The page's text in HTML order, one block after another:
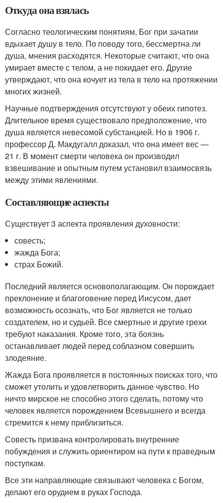
Откуда она взялась
Согласно теологическим понятиям, Бог при зачатии
вдыхает душу в тело. По поводу того, бессмертна ли
душа, мнения расходятся. Некоторые считают, что она
умирает вместе с телом, а не покидает его. Другие
утверждают, что она кочует из тела в тело на протяжении
многих жизней.
Научные подтверждения отсутствуют у обеих гипотез.
Длительное время существовало предположение, что
душа является невесомой субстанцией. Но в 1906 г.
профессор Д. Макдугалл доказал, что она имеет вес —
21 г. В момент смерти человека он производил
взвешивание и опытным путем установил взаимосвязь
между этими явлениями.
Составляющие аспекты
Существует 3 аспекта проявления духовности:
совесть;
жажда Бога;
страх Божий.
Последний является основополагающим. Он порождает
преклонение и благоговение перед Иисусом, дает
возможность осознать, что Бог является не только
создателем, но и судьей. Все смертные и другие грехи
требуют наказания. Кроме того, эта боязнь
останавливает людей перед соблазном совершить
злодеяние.
Жажда Бога проявляется в постоянных поисках того, что
сможет утолить и удовлетворить данное чувство. Но
ничто мирское не способно этого сделать, потому что
человек является порождением Всевышнего и всегда
стремится к нему приблизиться.
Совесть призвана контролировать внутренние
побуждения и служить ориентиром на пути к праведным
поступкам.
Все эти направляющие связывают человека с Богом,
делают его орудием в руках Господа.